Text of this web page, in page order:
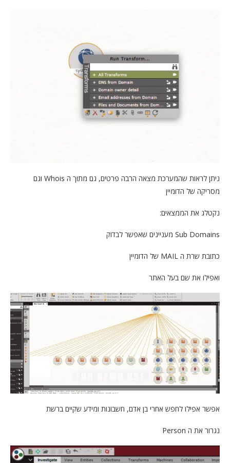
ניתן לראות שהמערכת מצאה הרבה פרטים, גם מתוך ה Whois וגם
מסריקה של הדומיין
נקטלג את הממצאים:
Sub Domains מעניינים שאפשר לבדוק
כתובת שרת ה MAIL של הדומיין
ואפילו את שם בעל האתר
אפשר אפילו לחפש אחרי בן אדם, חשבונות ומידע שקיים ברשת
נגרור את ה Person